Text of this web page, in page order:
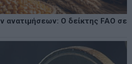
ανατιμήσεων: Ο δείκτης FAO σε